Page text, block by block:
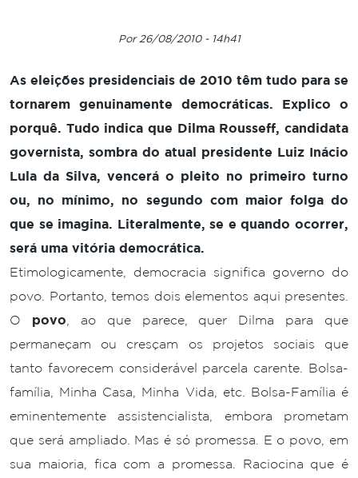
Por 26/08/2010 - 14h41
As eleições presidenciais de 2010 têm tudo para se
tornarem genuinamente democráticas. Explico o
porquê. Tudo indica que Dilma Rousseff, candidata
governista, sombra do atual presidente Luiz Inácio
Lula da Silva, vencerá o pleito no primeiro turno
ou, no mínimo, no segundo com maior folga do
que se imagina. Literalmente, se e quando ocorrer,
será uma vitória democrática.
Etimologicamente, democracia significa governo do
povo. Portanto, temos dois elementos aqui presentes.
O povo , ao que parece, quer Dilma para que
permaneçam ou cresçam os projetos sociais que
tanto favorecem considerável parcela carente. Bolsa-
família, Minha Casa, Minha Vida, etc. Bolsa-Família é
eminentemente assistencialista, embora prometam
que será ampliado. Mas é só promessa. E o povo, em
sua maioria, fica com a promessa. Raciocina que é